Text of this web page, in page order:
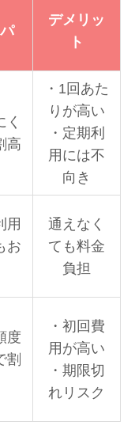
デメリッ
ト
く
高
・1回あた
りが高い
・定期利
用には不
向き
用
お
通えなく
ても料金
負担
度
割
・初回費
用が高い
・期限切
れリスク